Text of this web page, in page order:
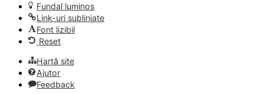
Fundal luminos
Link-uri subliniate
Font lizibil
Reset
Hartă site
Ajutor
Feedback